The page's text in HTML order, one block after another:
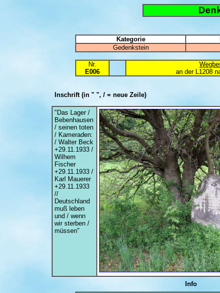
Kategorie
Gedenkstein
Nr.
E006
an der L1208
Inschrift(in " ", / = neue Zeile)
"Das Lager /
Bebenhausen
/ seinen toten
/ Kameraden:
/ Walter Beck
+29.11.1933 /
Wilhem
Fischer
+29.11.1933 /
Karl Mauerer
+29.11.1933
//
Deutschland
muß leben
und / wenn
wir sterben /
müssen"
Info